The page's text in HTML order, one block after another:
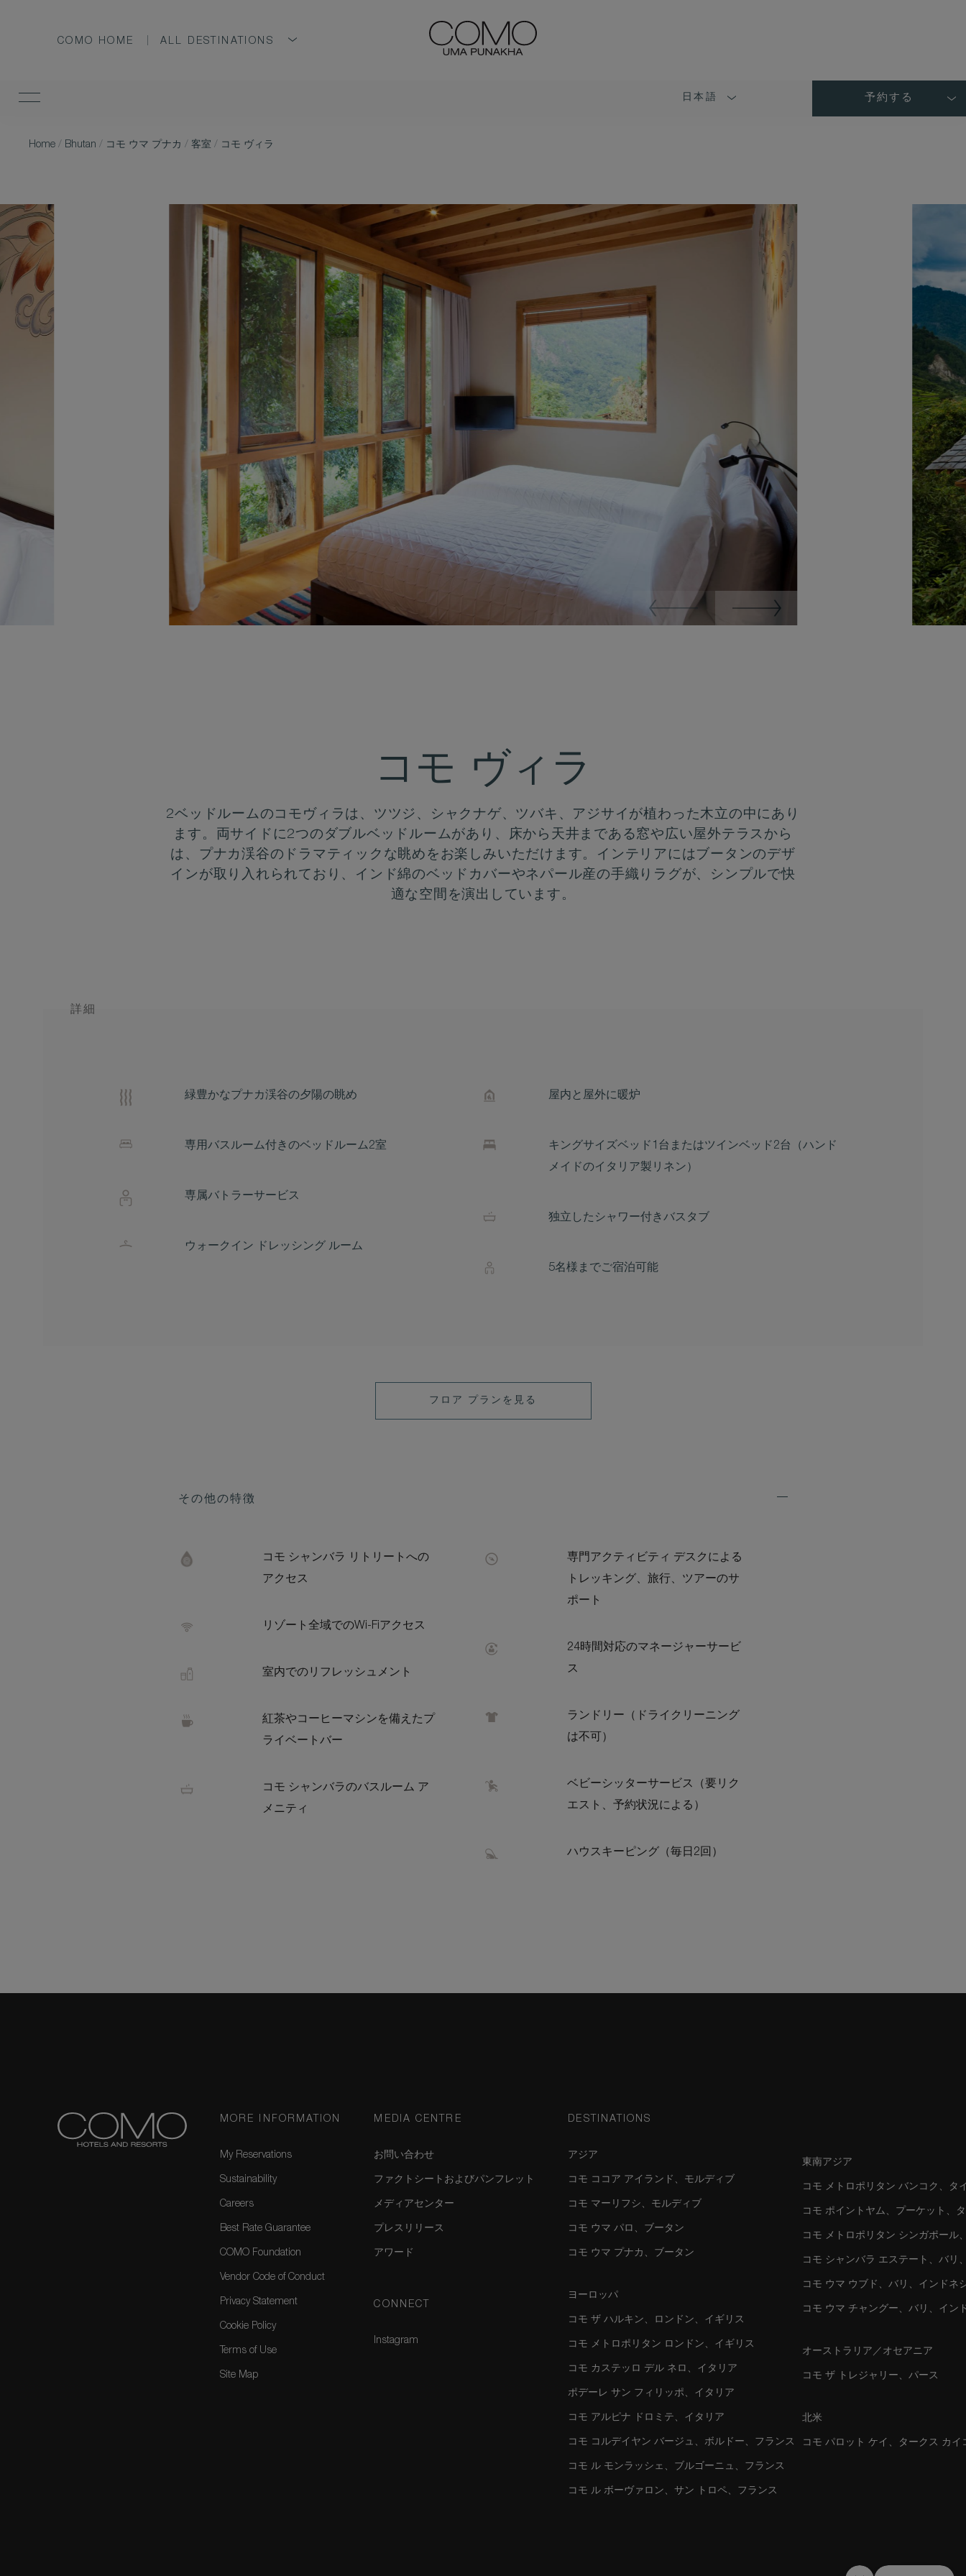
COMO HOME ALL DESTINATIONS
日本語 予約する
Home / Bhutan / コモ ウマ プナカ / 客室 / コモ ヴィラ
コモ ヴィラ
2ベッドルームのコモヴィラは、ツツジ、シャクナゲ、ツバキ、アジサイが植わった木立の中にあり
ます。両サイドに2つのダブルベッドルームがあり、床から天井まである窓や広い屋外テラスから
は、プナカ渓谷のドラマティックな眺めをお楽しみいただけます。インテリアにはブータンのデザ
インが取り入れられており、インド綿のベッドカバーやネパール産の手織りラグが、シンプルで快
適な空間を演出しています。
詳細
緑豊かなプナカ渓谷の夕陽の眺め
専用バスルーム付きのベッドルーム2室
専属バトラーサービス
ウォークイン ドレッシング ルーム
屋内と屋外に暖炉
キングサイズベッド1台またはツインベッド2台（ハンド
メイドのイタリア製リネン）
独立したシャワー付きバスタブ
5名様までご宿泊可能
フロア プランを見る
その他の特徴
コモ シャンバラ リトリートへの
アクセス
リゾート全域でのWi-Fiアクセス
室内でのリフレッシュメント
紅茶やコーヒーマシンを備えたプ
ライベートバー
コモ シャンバラのバスルーム ア
メニティ
専門アクティビティ デスクによる
トレッキング、旅行、ツアーのサ
ポート
24時間対応のマネージャーサービ
ス
ランドリー（ドライクリーニング
は不可）
ベビーシッターサービス（要リク
エスト、予約状況による）
ハウスキーピング（毎日2回）
MORE INFORMATION
My Reservations
Sustainability
Careers
Best Rate Guarantee
COMO Foundation
Vendor Code of Conduct
Privacy Statement
Cookie Policy
Terms of Use
Site Map
MEDIA CENTRE
お問い合わせ
ファクトシートおよびパンフレット
メディアセンター
プレスリリース
アワード
CONNECT
Instagram
DESTINATIONS
アジア
コモ ココア アイランド、モルディブ
コモ マーリフシ、モルディブ
コモ ウマ パロ、ブータン
コモ ウマ プナカ、ブータン
ヨーロッパ
コモ ザ ハルキン、ロンドン、イギリス
コモ メトロポリタン ロンドン、イギリス
コモ カステッロ デル ネロ、イタリア
ポデーレ サン フィリッポ、イタリア
コモ アルピナ ドロミテ、イタリア
コモ コルデイヤン バージュ、ボルドー、フランス
コモ ル モンラッシェ、ブルゴーニュ、フランス
コモ ル ボーヴァロン、サン トロペ、フランス
東南アジア
コモ メトロポリタン バンコク、タ
コモ ポイントヤム、プーケット、
コモ メトロポリタン シンガポール
コモ シャンバラ エステート、バリ
コモ ウマ ウブド、バリ、インドネ
コモ ウマ チャングー、バリ、イン
オーストラリア／オセアニア
コモ ザ トレジャリー、パース
北米
コモ パロット ケイ、タークス カイ